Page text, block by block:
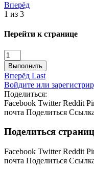
Вперёд
1 из 3
Перейти к странице
Выполнить
Вперёд Last
Войдите или
Поделиться:
Facebook Twitter Reddit
почта Поделиться
Поделиться
Facebook Twitter Reddit
почта Поделиться